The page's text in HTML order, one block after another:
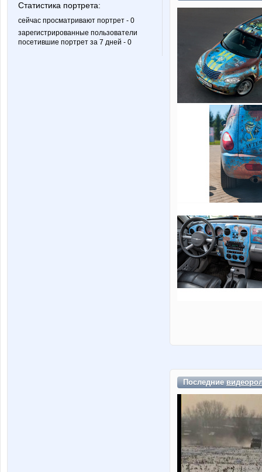
Статистика портрета:
сейчас просматривают портрет - 0
зарегистрированные пользователи
посетившие портрет за 7 дней - 0
Последние